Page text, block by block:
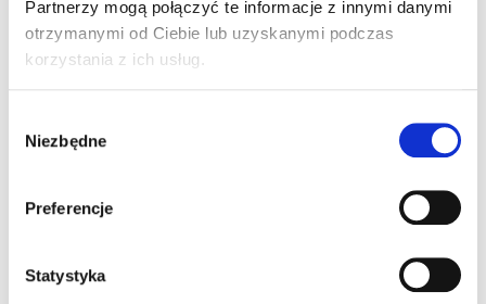
Partnerzy mogą połączyć te informacje z innymi danymi
otrzymanymi od Ciebie lub uzyskanymi podczas
korzystania z ich usług.
zgody
Niezbędne
Preferencje
Statystyka
Intel Atom E3826 1.46 GHz
Intel Core i5
System operacyjny